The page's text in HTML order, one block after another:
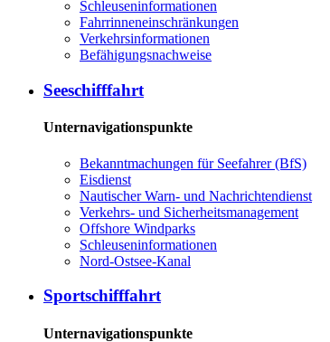
Schleuseninformationen
Fahrrinneneinschränkungen
Verkehrsinformationen
Befähigungsnachweise
Seeschifffahrt
Unternavigationspunkte
Bekanntmachungen für Seefahrer (BfS)
Eisdienst
Nautischer Warn- und Nachrichtendienst
Verkehrs- und Sicherheitsmanagement
Offshore Windparks
Schleuseninformationen
Nord-Ostsee-Kanal
Sportschifffahrt
Unternavigationspunkte